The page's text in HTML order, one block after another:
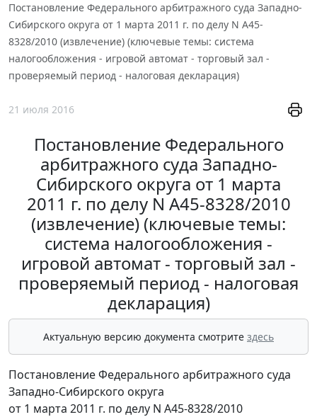
Постановление Федерального арбитражного суда Западно-
Сибирского округа от 1 марта 2011 г. по делу N А45-
8328/2010 (извлечение) (ключевые темы: система
налогообложения - игровой автомат - торговый зал -
проверяемый период - налоговая декларация)
21 июля 2016
Постановление Федерального
арбитражного суда Западно-
Сибирского округа от 1 марта
2011 г. по делу N А45-8328/2010
(извлечение) (ключевые темы:
система налогообложения -
игровой автомат - торговый зал -
проверяемый период - налоговая
декларация)
Актуальную версию документа смотрите здесь
Постановление Федерального арбитражного суда
Западно-Сибирского округа
от 1 марта 2011 г. по делу N А45-8328/2010